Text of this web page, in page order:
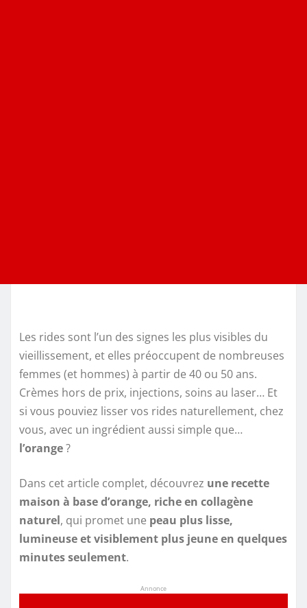
Les rides sont l’un des signes les plus visibles du
vieillissement, et elles préoccupent de nombreuses
femmes (et hommes) à partir de 40 ou 50 ans.
Crèmes hors de prix, injections, soins au laser… Et
si vous pouviez lisser vos rides naturellement, chez
vous, avec un ingrédient aussi simple que…
l’orange?
Dans cet article complet, découvrez une recette
maison à base d’orange, riche en collagène
naturel, qui promet une peau plus lisse,
lumineuse et visiblement plus jeune en quelques
minutes seulement.
Annonce